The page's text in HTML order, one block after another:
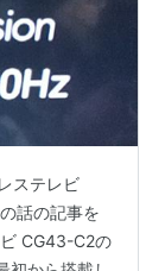
ステレビ
話の記事を
CG43-C2の